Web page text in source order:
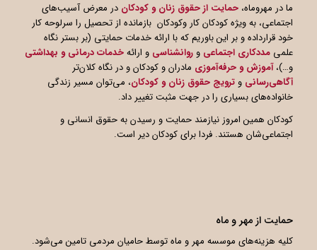
ما در مهروماه، حمایت از حقوق زنان و کودکان در معرض آسیب‌های
اجتماعی، به ویژه کودکان کار وکودکان بازمانده از تحصیل را سرلوحه کار
خود قرارداده و بر این باوریم که با ارائه خدمات حمایتی (بر بستر نگاه
علمی مددکاری اجتماعی وروانشناسی و ارائهخدمات درمانی و بهداشتی
و…)،آموزش و حرفه‌آموزی مادران و کودکان و در نگاه کلان‌تر
آگاهیرسانی وترویج حقوق زنان و کودکان، می‌توان مسیر زندگی
خانواده‌های بسیاری را در جهت مثبت تغییر داد.
کودکان همین امروز نیازمند حمایت و رسیدن به حقوق انسانی و
اجتماعی‌شان هستند. فردا برای کودکان دیر است.
حمایت از مهر و ماه
کلیه هزینه‌های موسسه مهر و ماه توسط حامیان مردمی تامین می‌شود.